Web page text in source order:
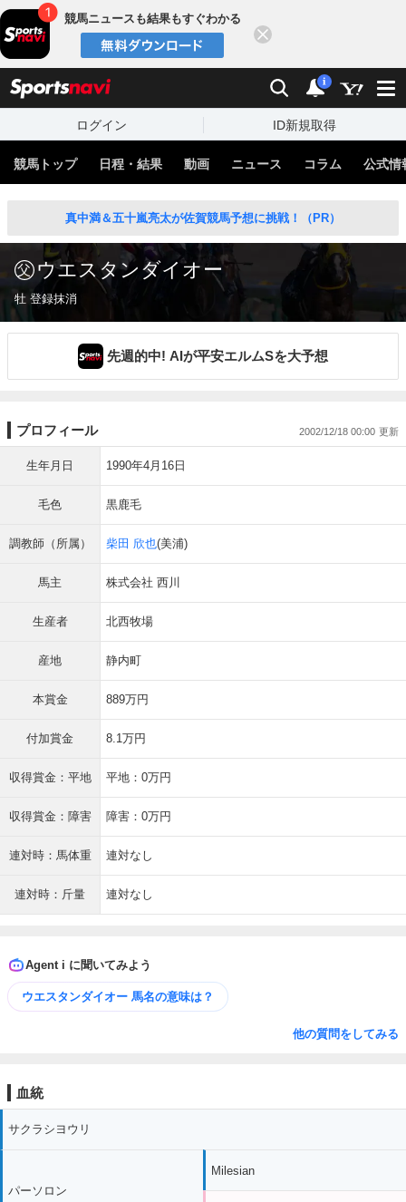
競馬ニュースも結果もすぐわかる
検索 通知
i
ログイン ID新規取得
競馬トップ 日程・結果 動画 ニュース コラム 公式情
真中満＆五十嵐亮太が佐賀競馬予想に挑戦！（PR）
ウエスタンダイオー
牡 登録抹消
先週的中! AIが平安エルムSを大予想
プロフィール 2002/12/18 00:00
生年月日 1990年4月16日
毛色 黒鹿毛
調教師（所属） 柴田 欣也(美浦)
馬主 株式会社 西川
生産者 北西牧場
産地 静内町
本賞金 889万円
付加賞金 8.1万円
収得賞金：平地 平地：0万円
収得賞金：障害 障害：0万円
連対時：馬体重 連対なし
連対時：斤量 連対なし
Agent i に聞いてみよう
ウエスタンダイオー 馬名の意味は？
他の質問をしてみる
血統
サクラシヨウリ
パーソロン
Milesian